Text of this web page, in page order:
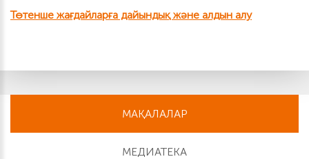
Төтенше жағдайларға дайындық және алдын алу
МАҚАЛАЛАР
МЕДИАТЕКА